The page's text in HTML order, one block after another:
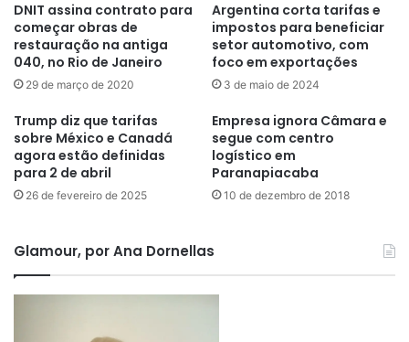
DNIT assina contrato para
começar obras de
restauração na antiga
040, no Rio de Janeiro
29 de março de 2020
Argentina corta tarifas e
impostos para beneficiar
setor automotivo, com
foco em exportações
3 de maio de 2024
Trump diz que tarifas
sobre México e Canadá
agora estão definidas
para 2 de abril
26 de fevereiro de 2025
Empresa ignora Câmara e
segue com centro
logístico em
Paranapiacaba
10 de dezembro de 2018
Glamour, por Ana Dornellas